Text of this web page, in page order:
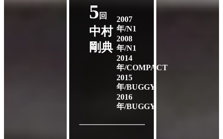
5 回
中村
剛典
2007
年/N1
2008
年/N1
2014
年/COMPACT
2015
年/BUGGY
2016
年/BUGGY